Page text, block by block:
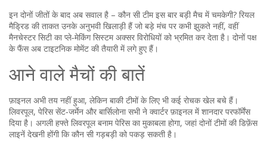
इन दोनों जीतों के बाद अब सवाल है – कौन सी टीम इस बार बड़ी मैच में चमकेगी? रियल
मैड्रिड की ताकत उनके अनुभवी खिलाड़ी हैं जो बड़े मंच पर कभी झुकते नहीं, वहीं
मैनचेस्टर सिटी का प्ले‑मेकिंग सिस्टम अक्सर विरोधियों को भ्रमित कर देता है। दोनों पक्ष
के फैंस अब टाइटनिक मोमेंट की तैयारी में लगे हुए हैं।
आने वाले मैचों की बातें
फ़ाइनल अभी तय नहीं हुआ, लेकिन बाकी टीमों के लिए भी कई रोचक खेल बचे हैं।
लिवरपूल, पेरिस सेंट‑जर्मेन और बार्सिलोना सभी ने क्वार्टर फ़ाइनल में शानदार परफॉर्मेंस
दिया है। अगली हफ्ते लिवरपूल बनाम पेरिस का मुकाबला होगा, जहां दोनों टीमों की डिफ़ेंस
लाइनें देखनी होंगी कि कौन सी गड़बड़ी को पकड़ सकती है।